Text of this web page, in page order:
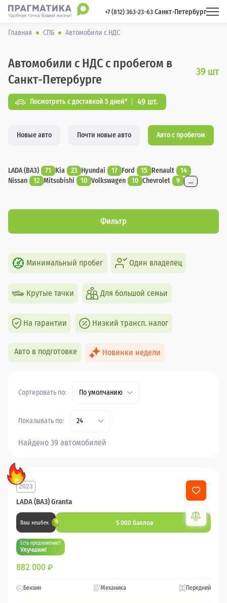
+7 (812) 363-23-63 Санкт-Петербург
Главная СПБ Автомобили с НДС
Автомобили с НДС с пробегом в
Санкт-Петербурге
39 шт
Посмотреть с доставкой 5 дней* 49 шт.
Новые авто Почти новые авто Авто с пробегом
LADA (ВАЗ) 71 Kia 23 Hyundai 17 Ford 15 Renault
14
Nissan
12 Mitsubishi 10 Volkswagen 10 Chevrolet 9 ...
Фильтр
Минимальный пробег Один владелец
Крутые тачки Для большой семьи
На гарантии Низкий трансп. налог
Авто в подготовке Новинки недели
Сортировать по: По умолчанию
Показывать по: 24
Найдено 39 автомобилей
LADA (ВАЗ) Granta
2023
Ваш кешбек 5 000 баллов
Есть предложение?
Улучшим!
882 000 ₽
Бензин Механика Передний